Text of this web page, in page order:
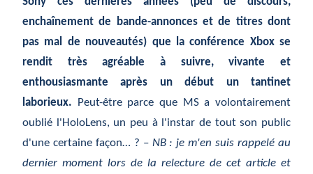
enchaînement de bande-annonces et de titres dont
pas mal de nouveautés) que la conférence Xbox se
rendit trèsagréable à suivre, vivante et
enthousiasmante après un début un tantinet
laborieux. Peut-être parce que MS a volontairement
oublié l'HoloLens, un peu à l'instar de tout son public
d'une certaine façon… ? – NB : je m'en suis rappelé au
dernier moment lors de la relecture de cet article et